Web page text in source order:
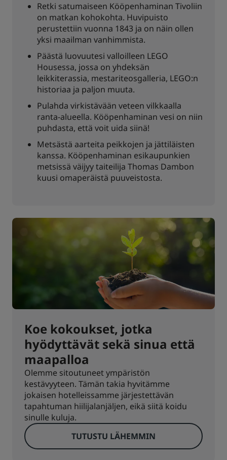
Retki satumaiseen Kööpenhaminan Tivoliin
on matkan kohokohta. Huvipuisto
perustettiin vuonna 1843 ja on näin ollen
yksi maailman vanhimmista.
Päästä luovuutesi valloilleen LEGO
Housessa, jossa on yhdeksän
leikkiterassia, mestariteosgalleria, LEGO:n
historiaa ja paljon muuta.
Pulahda virkistävään veteen vilkkaalla
ranta-alueella. Kööpenhaminan vesi on niin
puhdasta, että voit uida siinä!
Metsästä aarteita peikkojen ja jättiläisten
kanssa. Kööpenhaminan esikaupunkien
metsissä väijyy taiteilija Thomas Dambon
kuusi omaperäistä puuveistosta.
Koe kokoukset, jotka
hyödyttävät sekä sinua että
maapalloa
Olemme sitoutuneet ympäristön
kestävyyteen. Tämän takia hyvitämme
jokaisen hotelleissamme järjestettävän
tapahtuman hiilijalanjäljen, eikä siitä koidu
sinulle kuluja.
TUTUSTU LÄHEMMIN